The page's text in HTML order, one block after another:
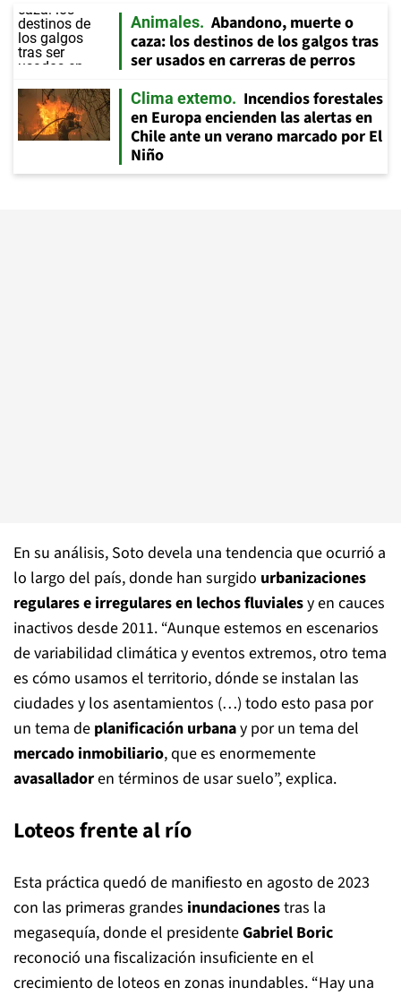
Animales
Abandono, muerte o
caza: los destinos de los galgos tras
ser usados en carreras de perros
Clima extemo
Incendios forestales
en Europa encienden las alertas en
Chile ante un verano marcado por El
Niño
En su análisis, Soto devela una tendencia que ocurrió a
lo largo del país, donde han surgido urbanizaciones
regulares e irregulares en lechos fluvialesy en cauces
inactivos desde 2011. “Aunque estemos en escenarios
de variabilidad climática y eventos extremos, otro tema
es cómo usamos el territorio, dónde se instalan las
ciudades y los asentamientos (…) todo esto pasa por
un tema de planificación urbanay por un tema del
mercado inmobiliario, que es enormemente
avasalladoren términos de usar suelo”, explica.
Loteos frente al río
Esta práctica quedó de manifiesto en agosto de 2023
con las primeras grandes inundacionestras la
megasequía, donde el presidenteGabriel Boric
reconoció una fiscalización insuficiente en el
crecimiento de loteos en zonas inundables. “Hay una